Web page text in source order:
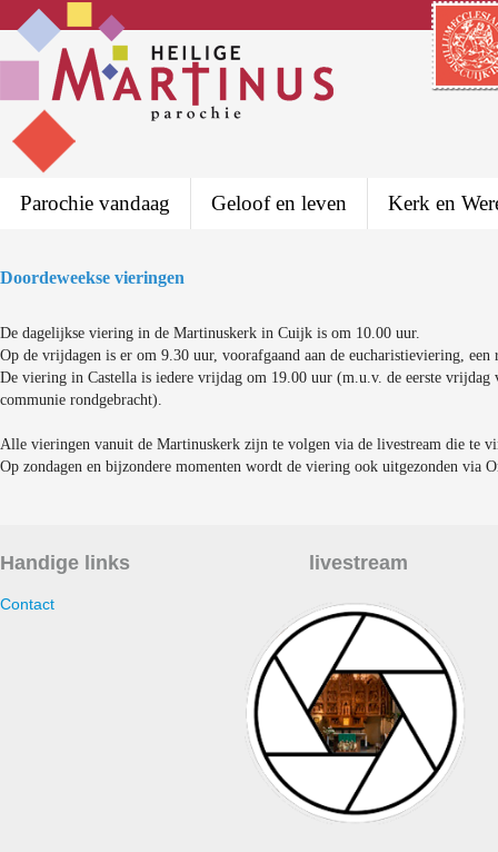
Parochie vandaag Geloof en leven Kerk en
Doordeweekse vieringen
De dagelijkse viering in de Martinuskerk in Cuijk is om 10.00 uur.
Op de vrijdagen is er om 9.30 uur, voorafgaand aan de eucharistieviering, een
De viering in Castella is iedere vrijdag om 19.00 uur (m.u.v. de eerste vrijdag
communie rondgebracht).
Alle vieringen vanuit de Martinuskerk zijn te volgen via de livestream die te
Op zondagen en bijzondere momenten wordt de viering ook uitgezonden via
Handige links
Contact
livestream